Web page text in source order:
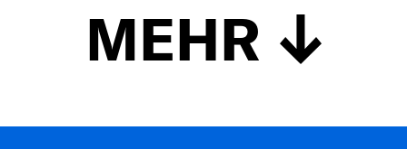
MEHR